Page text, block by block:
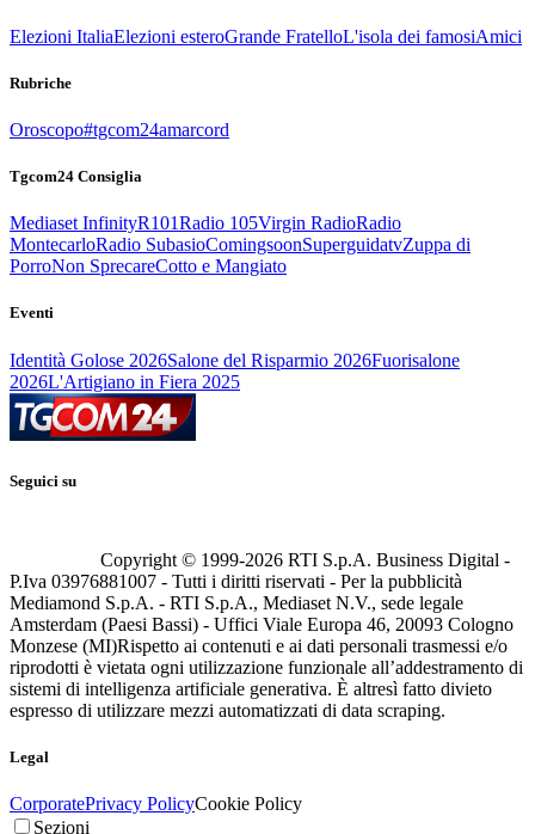
Elezioni ItaliaElezioni esteroGrande FratelloL'isola dei famosiAmici
Rubriche
Oroscopo#tgcom24amarcord
Tgcom24 Consiglia
Mediaset InfinityR101Radio 105Virgin RadioRadio
MontecarloRadio SubasioComingsoonSuperguidatvZuppa di
PorroNon SprecareCotto e Mangiato
Eventi
Identità Golose 2026Salone del Risparmio 2026Fuorisalone
2026L'Artigiano in Fiera 2025
Seguici su
Copyright © 1999-2026 RTI S.p.A. Business Digital -
P.Iva 03976881007 - Tutti i diritti riservati - Per la pubblicità
Mediamond S.p.A. - RTI S.p.A., Mediaset N.V., sede legale
Amsterdam (Paesi Bassi) - Uffici Viale Europa 46, 20093 Cologno
Monzese (MI)Rispetto ai contenuti e ai dati personali trasmessi e/o
riprodotti è vietata ogni utilizzazione funzionale all’addestramento di
sistemi di intelligenza artificiale generativa. È altresì fatto divieto
espresso di utilizzare mezzi automatizzati di data scraping.
Legal
CorporatePrivacy PolicyCookie Policy
Sezioni